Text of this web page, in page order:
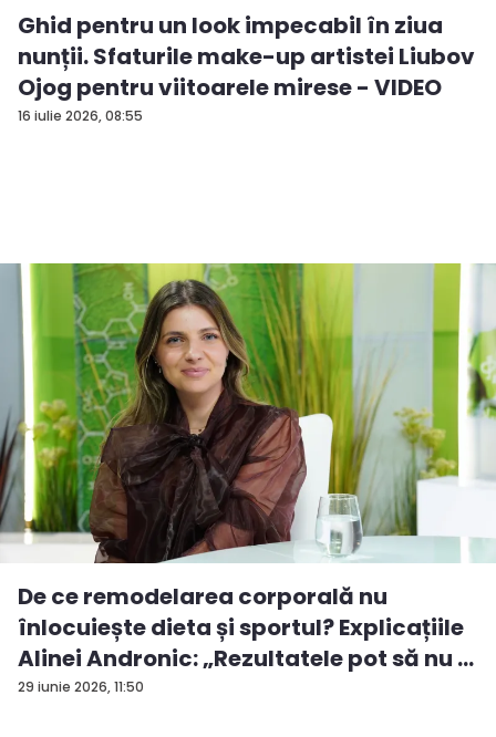
16 iulie 2026, 08:55
Ghid pentru un look impecabil în ziua
nunții. Sfaturile make-up artistei Liubov
Ojog pentru viitoarele mirese - VIDEO
29 iunie 2026, 11:50
De ce remodelarea corporală nu
înlocuiește dieta și sportul? Explicațiile
Alinei Andronic: „Rezultatele pot să nu ...